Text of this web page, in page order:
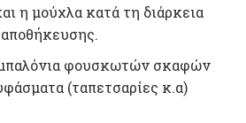
η μούχλα κατά τη διάρκεια
φουσκωτών σκαφών
(ταπετσαρίες κ.α)